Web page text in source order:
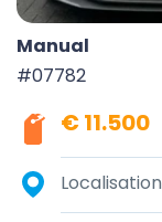
Manual
#07782
€ 11.500
Localisation